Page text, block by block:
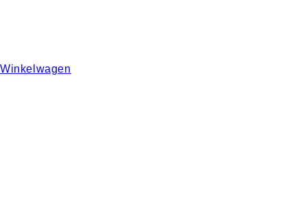
Winkelwagen